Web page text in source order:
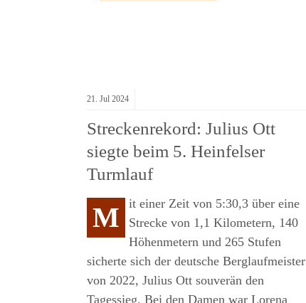
21. Jul 2024
Streckenrekord: Julius Ott
siegte beim 5. Heinfelser
Turmlauf
M
it einer Zeit von 5:30,3 über eine
Strecke von 1,1 Kilometern, 140
Höhenmetern und 265 Stufen
sicherte sich der deutsche Berglaufmeister
von 2022, Julius Ott souverän den
Tagessieg. Bei den Damen war Lorena